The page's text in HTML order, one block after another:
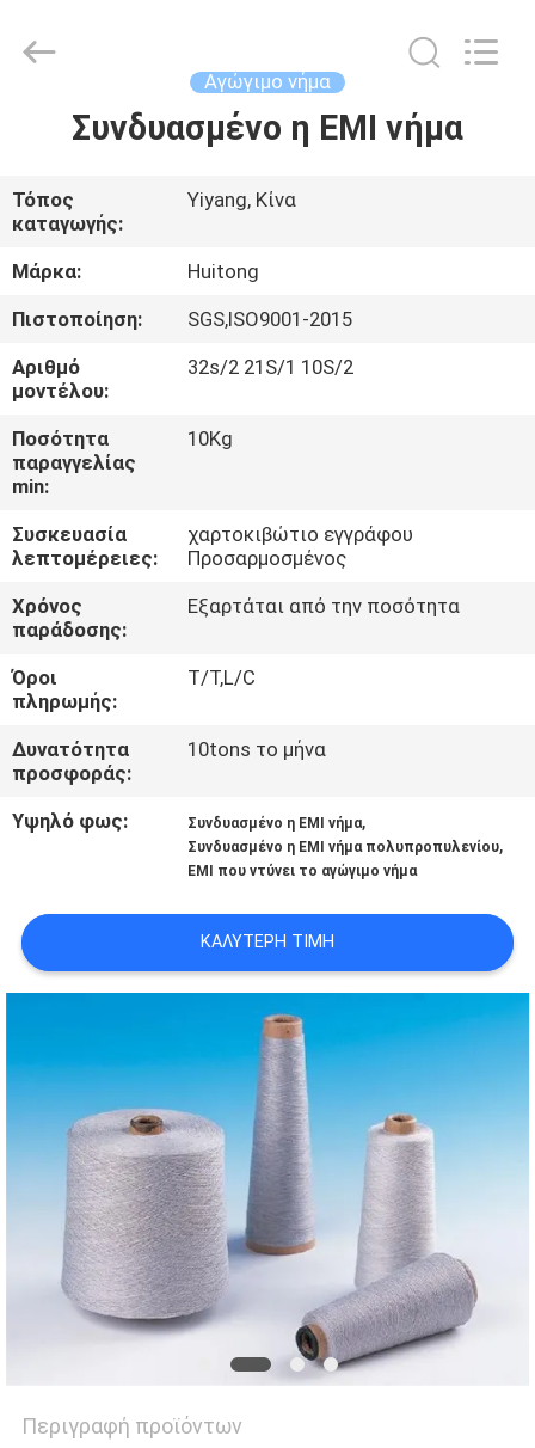
ΣΠΊΤΙ
ΠΡΟΪΌΝΤΑ
ΒΊΝΤΕΟ
VR
ΠΑΡΟΥΣΙΆΣΤΕ
ΠΕΡΊΠΟΥ
ΓΎΡΟΣ
ΕΡΓΟΣΤΑΣΊΩΝ
ΠΟΙΟΤΙΚΌΣ
ΈΛΕΓΧΟΣ
ΜΑΣ
ΕΠΑΦΉ
ΜΕ
ΖΗΤΉΣΤΕ
ΈΝΑ
ΑΠΌΣΠΑΣΜΑ
ΧΆΡΤΗΣ
ΙΣΤΌΤΟΠΟΥ
ΠΟΛΙΤΙΚΉ
ΜΥΣΤΙΚΌΤΗΤΑΣ
Materials
Αγώγιμο νήμα
Συνδυασμένο η EMI νήμα
Τόπος
καταγωγής:
Yiyang, Κίνα
Μάρκα:
Huitong
Πιστοποίηση:
SGS,ISO9001-2015
Αριθμό
μοντέλου:
32s/2 21S/1 10S/2
Ποσότητα
παραγγελίας
min:
10Kg
Συσκευασία
λεπτομέρειες:
χαρτοκιβώτιο εγγράφου
Προσαρμοσμένος
Χρόνος
παράδοσης:
Εξαρτάται από την ποσότητα
Όροι
πληρωμής:
T/T,L/C
Δυνατότητα
προσφοράς:
10tons το μήνα
Υψηλό φως: Συνδυασμένο η EMI νήμα,
Συνδυασμένο η EMI νήμα πολυπροπυλενίου,
EMI που ντύνει το αγώγιμο νήμα
ΚΑΛΎΤΕΡΗ ΤΙΜΉ
Περιγραφή προϊόντων